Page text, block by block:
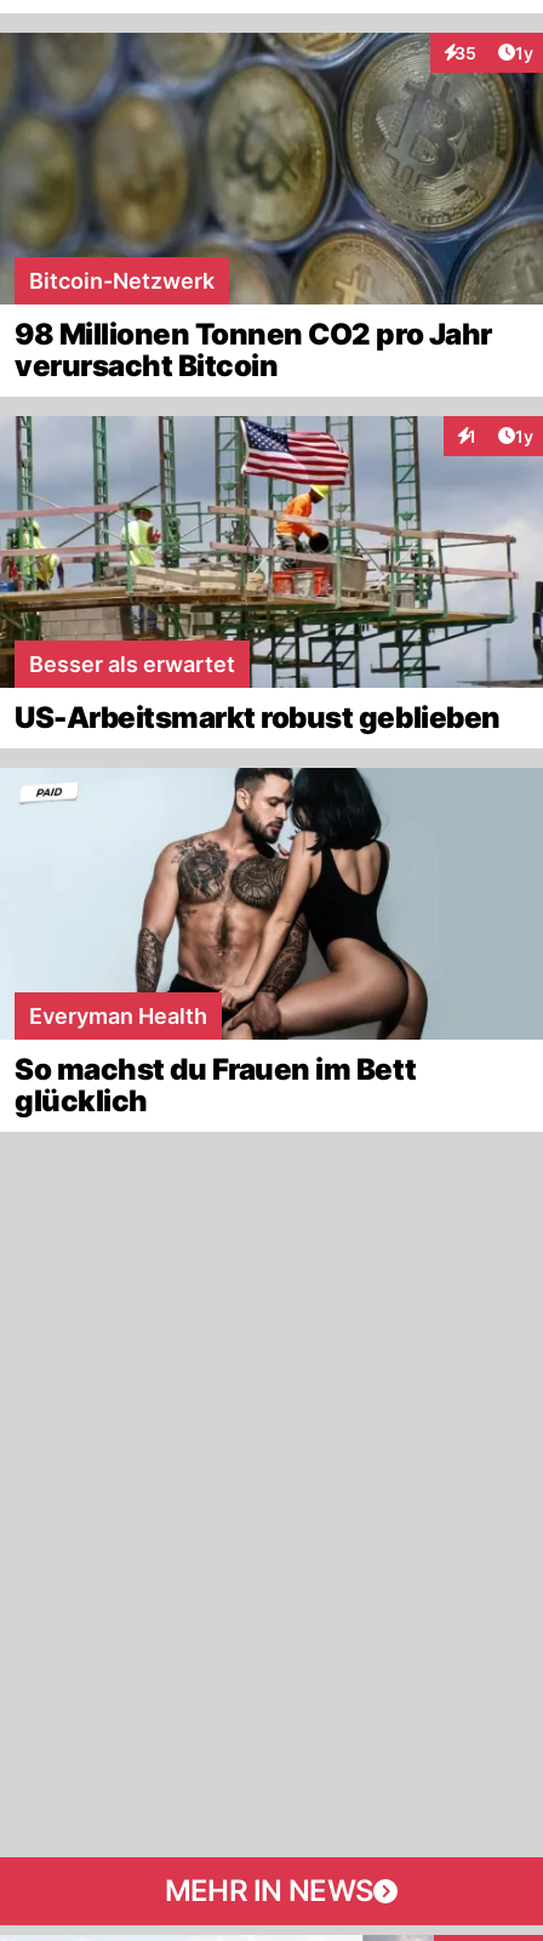
35 1y
Bitcoin-Netzwerk
98 Millionen Tonnen CO2 pro Jahr
verursacht Bitcoin
1 1y
Besser als erwartet
US-Arbeitsmarkt robust geblieben
Everyman Health
So machst du Frauen im Bett
glücklich
MEHR IN NEWS